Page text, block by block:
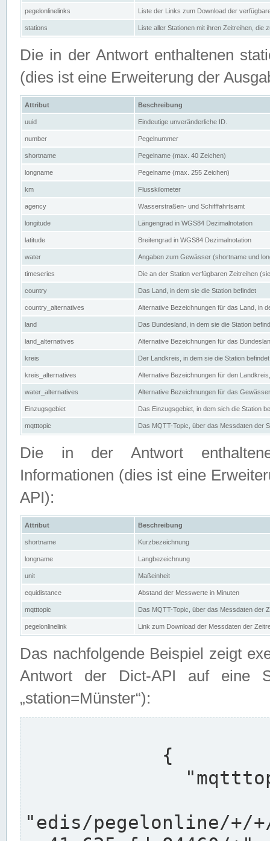
pegelonlinelinks Liste der Links zum Download der
stations Liste aller Stationen mit ihren Zeitreihen, die
Die in der Antwort enthaltenen
(dies ist eine Erweiterung der
Attribut Beschreibung
uuid Eindeutige unveränderliche ID.
number Pegelnummer
shortname Pegelname (max. 40 Zeichen)
longname Pegelname (max. 255 Zeichen)
km Flusskilometer
agency Wasserstraßen- und Schifffahrtsamt
longitude Längengrad in WGS84 Dezimalnotation
latitude Breitengrad in WGS84 Dezimalnotation
water Angaben zum Gewässer (shortname und
timeseries Die an der Station verfügbaren Zeitreihen
country Das Land, in dem sie die Station befindet
country_alternatives Alternative Bezeichnungen für das Land, in
land Das Bundesland, in dem sie die Station
land_alternatives Alternative Bezeichnungen für das
kreis Der Landkreis, in dem sie die Station befindet
kreis_alternatives Alternative Bezeichnungen für den
water_alternatives Alternative Bezeichnungen für das
Einzugsgebiet Das Einzugsgebiet, in dem sich die Station
mqtttopic Das MQTT-Topic, über das Messdaten der
Die in der Antwort
Informationen (dies ist eine
API):
Attribut Beschreibung
shortname Kurzbezeichnung
longname Langbezeichnung
unit Maßeinheit
equidistance Abstand der Messwerte in Minuten
mqtttopic Das MQTT-Topic, über das Messdaten der
pegelonlinelink Link zum Download der Messdaten der
Das nachfolgende Beispiel zeigt
Antwort der Dict-API auf eine
„station=Münster“):
"edis/pegelonline/+/